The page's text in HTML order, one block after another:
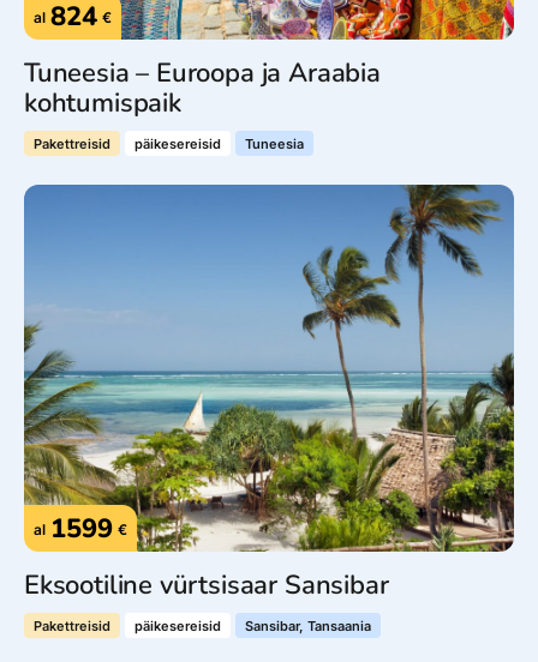
al 824 €
Tuneesia – Euroopa ja Araabia
kohtumispaik
Pakettreisid päikesereisid Tuneesia
al 1599 €
Eksootiline vürtsisaar Sansibar
Pakettreisid päikesereisid Sansibar, Tansaania